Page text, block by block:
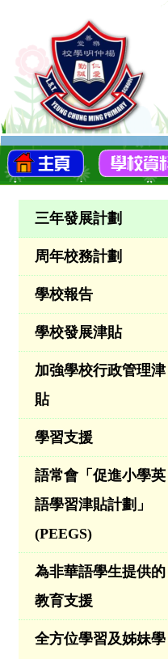
三年發展計劃
周年校務計劃
學校報告
學校發展津貼
加強學校行政管理津
貼
學習支援
語常會「促進小學英
語學習津貼計劃」
(PEEGS)
為非華語學生提供的
教育支援
全方位學習及姊妹學